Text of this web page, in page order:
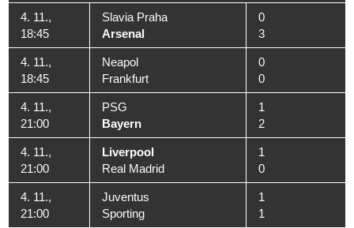
4. 11.,
18:45
Slavia Praha
Arsenal
0
3
4. 11.,
18:45
Neapol
Frankfurt
0
0
4. 11.,
21:00
PSG
Bayern
1
2
4. 11.,
21:00
Liverpool
Real Madrid
1
0
4. 11.,
21:00
Juventus
Sporting
1
1